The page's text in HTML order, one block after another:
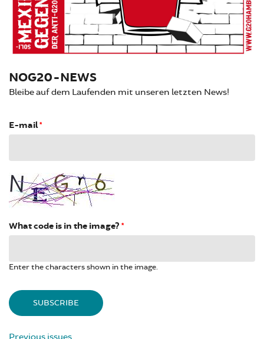
NOG20-NEWS
Bleibe auf dem Laufenden mit unseren letzten News!
E-mail*
What code is in the image? *
Enter the characters shown in the image.